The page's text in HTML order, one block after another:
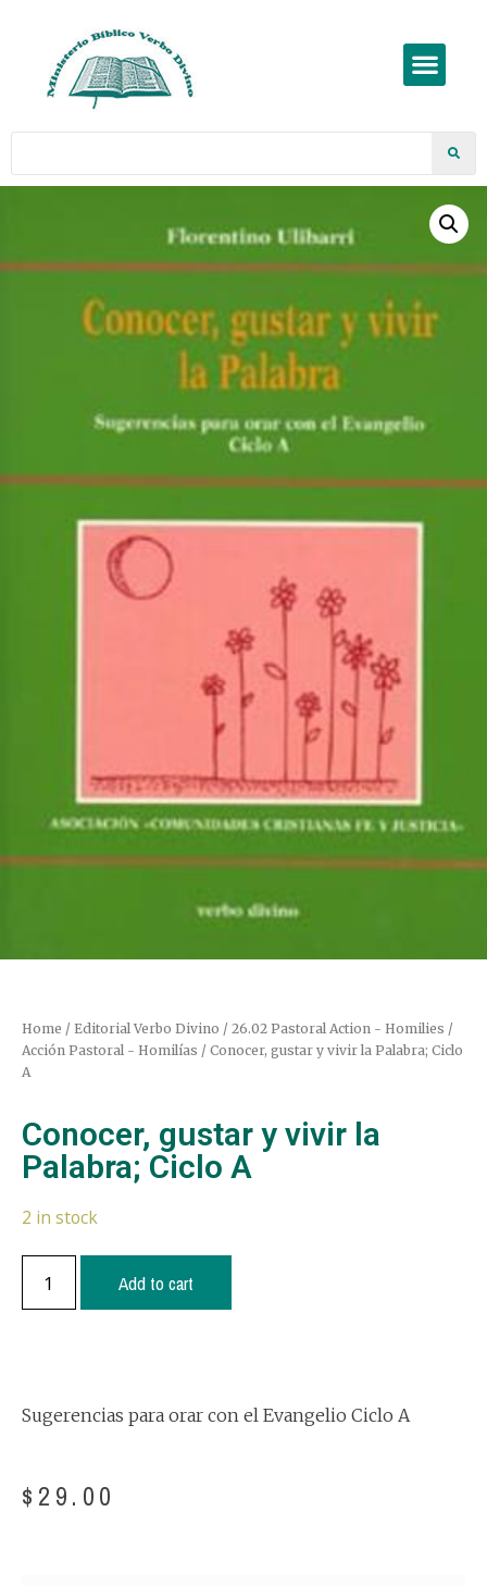
Home / Editorial Verbo Divino / 26.02 Pastoral Action - Homilies /
Acción Pastoral - Homilías / Conocer, gustar y vivir la Palabra; Ciclo
A
Conocer, gustar y vivir la
Palabra; Ciclo A
2 in stock
Add to cart
Sugerencias para orar con el Evangelio Ciclo A
$ 29.00